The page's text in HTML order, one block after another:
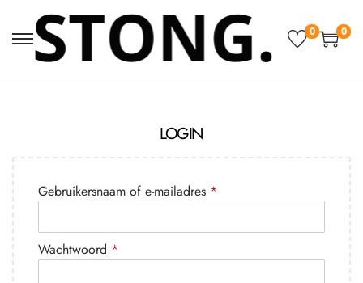
0 0
LOGIN
Gebruikersnaam of e-mailadres *
Wachtwoord *